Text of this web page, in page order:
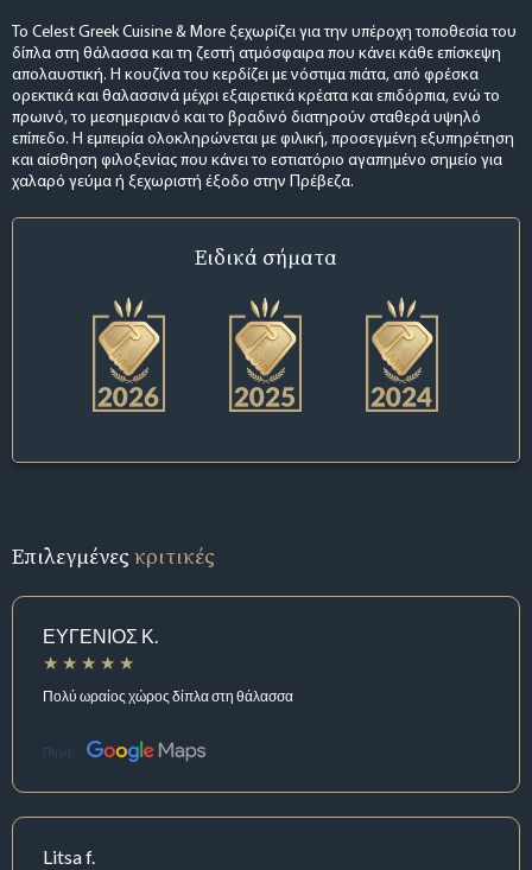
Το Celest Greek Cuisine & More ξεχωρίζει για την υπέροχη τοποθεσία του
δίπλα στη θάλασσα και τη ζεστή ατμόσφαιρα που κάνει κάθε επίσκεψη
απολαυστική. Η κουζίνα του κερδίζει με νόστιμα πιάτα, από φρέσκα
ορεκτικά και θαλασσινά μέχρι εξαιρετικά κρέατα και επιδόρπια, ενώ το
πρωινό, το μεσημεριανό και το βραδινό διατηρούν σταθερά υψηλό
επίπεδο. Η εμπειρία ολοκληρώνεται με φιλική, προσεγμένη εξυπηρέτηση
και αίσθηση φιλοξενίας που κάνει το εστιατόριο αγαπημένο σημείο για
χαλαρό γεύμα ή ξεχωριστή έξοδο στην Πρέβεζα.
Ειδικά σήματα
Επιλεγμένεςκριτικές
ΕΥΓΕΝΙΟΣ Κ.
Πολύ ωραίος χώρος δίπλα στη θάλασσα
Πηγή:
Litsa f.